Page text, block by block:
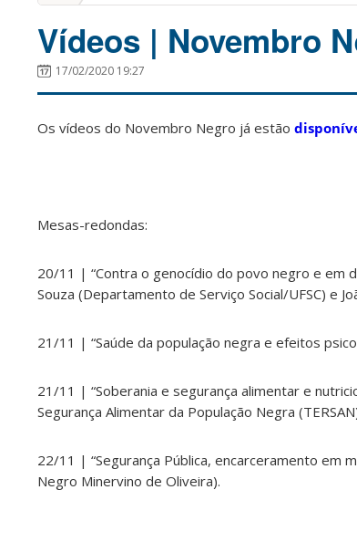
Vídeos | Novembro
17/02/2020 19:27
Os vídeos do Novembro Negro já estão
Mesas-redondas:
20/11 | “Contra o genocídio do povo negro e em
Souza (Departamento de Serviço Social/UFSC) e
21/11 | “Saúde da população negra e efeitos
21/11 | “Soberania e segurança alimentar e
Segurança Alimentar da População Negra
22/11 | “Segurança Pública, encarceramento em
Negro Minervino de Oliveira).